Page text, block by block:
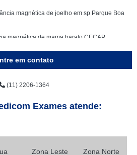
magnética de joelho em sp Parque Boa
magnética de mama barato CECAP
em contato
(11) 2206-1364
Exames atende:
Zona Leste Zona Norte